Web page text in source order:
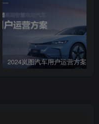
划360P6171
州
15731+19g14624到+7660
优
户需求而定)PCGROUP拥
合作并达成战略合作关系
2024岚图汽车用户运营方案